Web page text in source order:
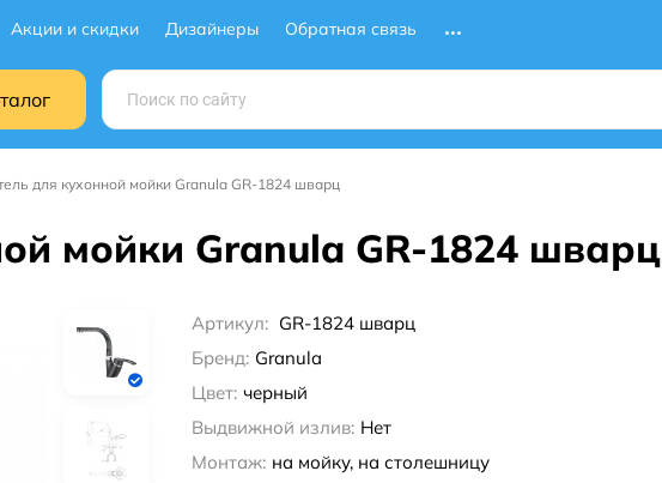
Акции и скидки Дизайнеры Обратная связь
для кухонной мойки Granula GR-1824 шварц
мойки Granula GR-1824 шварц
Артикул: GR-1824 шварц
Бренд: Granula
Цвет: черный
Выдвижной излив: Нет
Монтаж: на мойку, на столешницу